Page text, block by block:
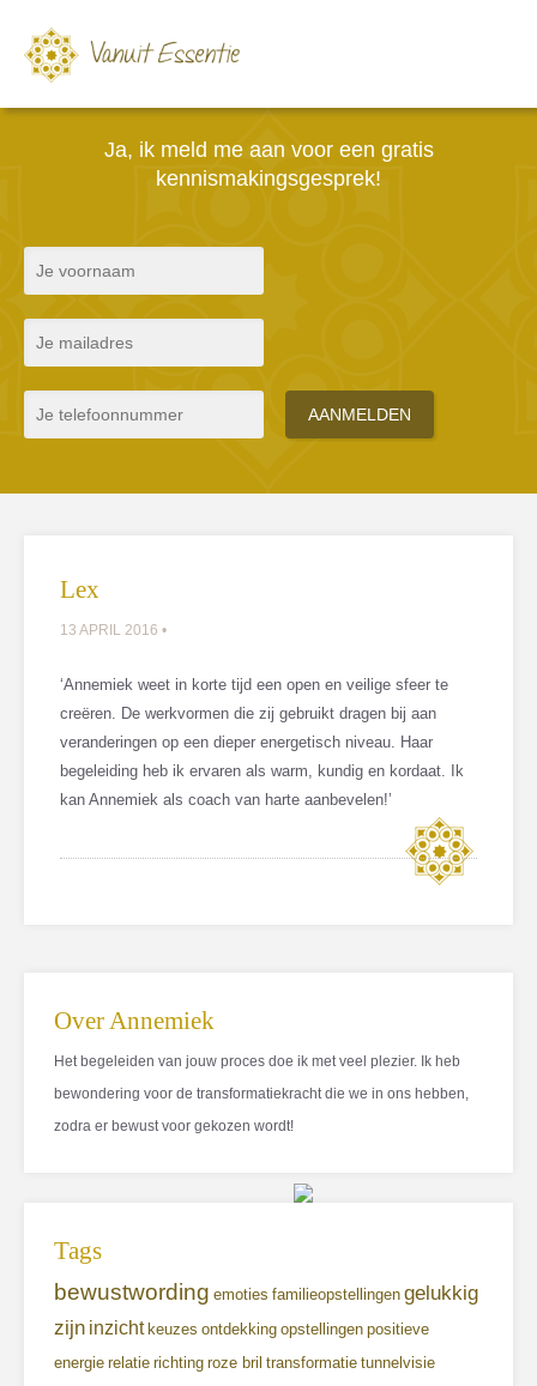
Ja, ik meld me aan voor een gratis
kennismakingsgesprek!
Lex
13 APRIL 2016 •
‘Annemiek weet in korte tijd een open en veilige sfeer te
creëren. De werkvormen die zij gebruikt dragen bij aan
veranderingen op een dieper energetisch niveau. Haar
begeleiding heb ik ervaren als warm, kundig en kordaat. Ik
kan Annemiek als coach van harte aanbevelen!’
Over Annemiek
Het begeleiden van jouw proces doe ik met veel plezier. Ik heb
bewondering voor de transformatiekracht die we in ons hebben,
zodra er bewust voor gekozen wordt!
Tags
bewustwording emoties familieopstellingen gelukkig
zijn inzicht keuzes ontdekking opstellingen positieve
energie relatie richting roze bril transformatie tunnelvisie